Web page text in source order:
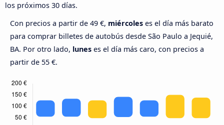
los próximos 30 días.
Con precios a partir de 49 €, miércoles es el día más barato
para comprar billetes de autobús desde São Paulo a Jequié,
BA. Por otro lado, lunes es el día más caro, con precios a
partir de 55 €.